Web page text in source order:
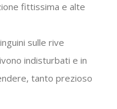
fittissima e alte
sulle rive
indisturbati e in
tanto prezioso